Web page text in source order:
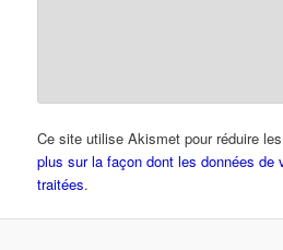
Ce site utilise Akismet pour réduire
plus sur la façon dont les données de
traitées.